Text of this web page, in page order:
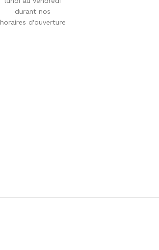
durant nos
horaires d'ouverture